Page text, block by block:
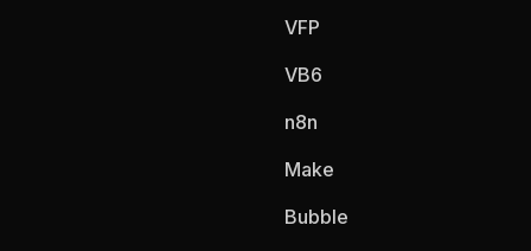
VFP
VB6
n8n
Make
Bubble